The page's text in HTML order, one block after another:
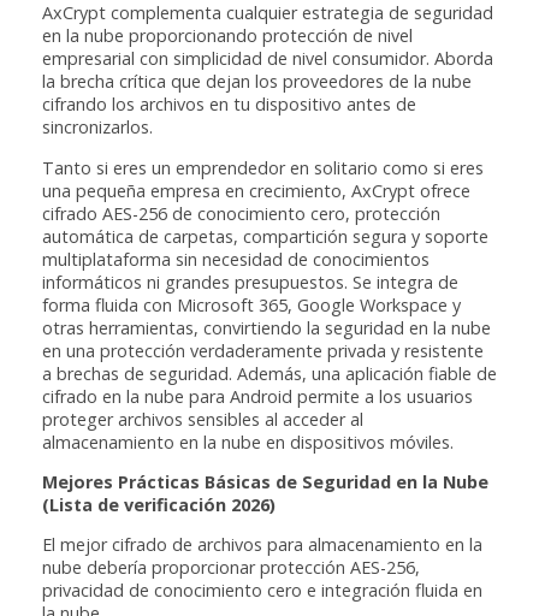
AxCrypt complementa cualquier estrategia de seguridad
en la nube proporcionando protección de nivel
empresarial con simplicidad de nivel consumidor. Aborda
la brecha crítica que dejan los proveedores de la nube
cifrando los archivos en tu dispositivo antes de
sincronizarlos.
Tanto si eres un emprendedor en solitario como si eres
una pequeña empresa en crecimiento, AxCrypt ofrece
cifrado AES-256 de conocimiento cero, protección
automática de carpetas, compartición segura y soporte
multiplataforma sin necesidad de conocimientos
informáticos ni grandes presupuestos. Se integra de
forma fluida con Microsoft 365, Google Workspace y
otras herramientas, convirtiendo la seguridad en la nube
en una protección verdaderamente privada y resistente
a brechas de seguridad. Además, una aplicación fiable de
cifrado en la nube para Android permite a los usuarios
proteger archivos sensibles al acceder al
almacenamiento en la nube en dispositivos móviles.
Mejores Prácticas Básicas de Seguridad en la Nube
(Lista de verificación 2026)
El mejor cifrado de archivos para almacenamiento en la
nube debería proporcionar protección AES-256,
privacidad de conocimiento cero e integración fluida en